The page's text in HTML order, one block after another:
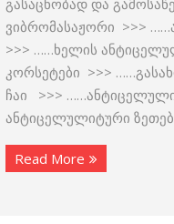
გასაცნობად და
ვიბრომასაჟორი >>>
>>> ……ხელის
კორსეტები >>>
ჩაი >>>
ანტიცელულიტური
Read More